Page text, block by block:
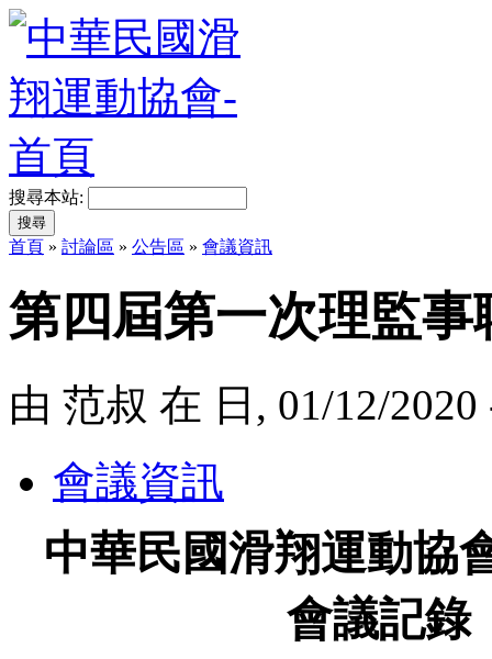
搜尋本站:
首頁 » 討論區 » 公告區 » 會議資訊
第四屆第一次理監
由 范叔 在 日, 01/12/
會議資訊
中華民國滑翔運動協
會議記錄